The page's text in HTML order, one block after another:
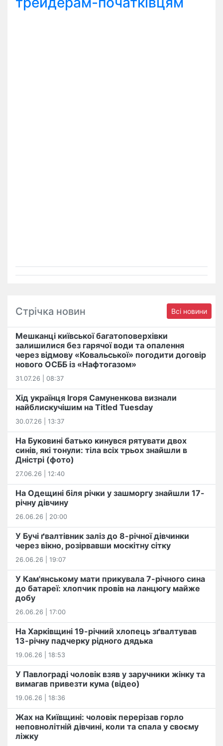
Стрічка новин Всі новини
Мешканці київської багатоповерхівки
залишилися без гарячої води та опалення
через відмову «Ковальської» погодити договір
нового ОСББ із «Нафтогазом»
31.07.26 | 08:37
Хід українця Ігоря Самуненкова визнали
найблискучішим на Titled Tuesday
30.07.26 | 13:37
На Буковині батько кинувся рятувати двох
синів, які тонули: тіла всіх трьох знайшли в
Дністрі (фото)
27.06.26 | 12:40
На Одещині біля річки у зашморгу знайшли 17-
річну дівчину
26.06.26 | 20:00
У Бучі ґвалтівник заліз до 8-річної дівчинки
через вікно, розірвавши москітну сітку
26.06.26 | 19:07
У Кам'янському мати прикувала 7-річного сина
до батареї: хлопчик провів на ланцюгу майже
добу
26.06.26 | 17:00
На Харківщині 19-річний хлопець​ ️зґвалтував
13-річну падчерку рідного дядька
19.06.26 | 18:53
У Павлограді чоловік взяв у заручники жінку та
вимагав привезти кума (відео)
19.06.26 | 18:36
Жах на Київщині: чоловік перерізав горло
неповнолітній дівчині, коли та спала у своєму
ліжку